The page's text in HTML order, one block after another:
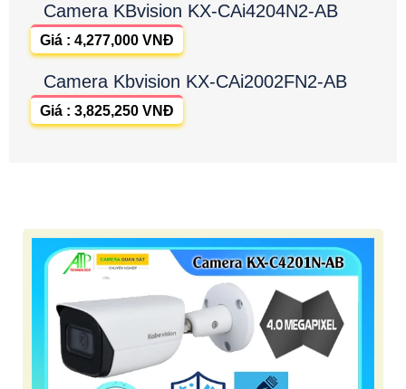
Camera KBvision KX-CAi4204N2-AB
Giá : 4,277,000 VNĐ
Camera Kbvision KX-CAi2002FN2-AB
Giá : 3,825,250 VNĐ